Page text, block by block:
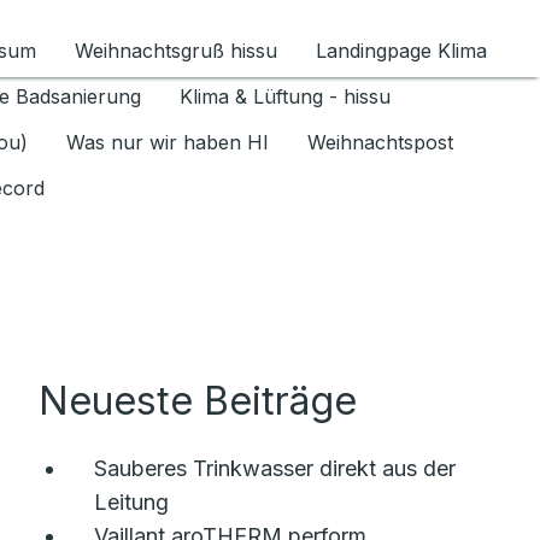
Datenschutz 1.6.2026 umschalten
Weihnachtsgruß hissu
Landingpage Klima
Badsanierung
Klima & Lüftung - hissu
Was nur wir haben HI
Weihnachtspost
Neueste Beiträge
Sauberes Trinkwasser direkt aus der
Leitung